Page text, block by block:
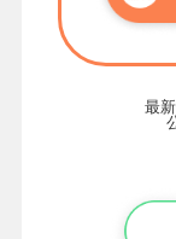
最